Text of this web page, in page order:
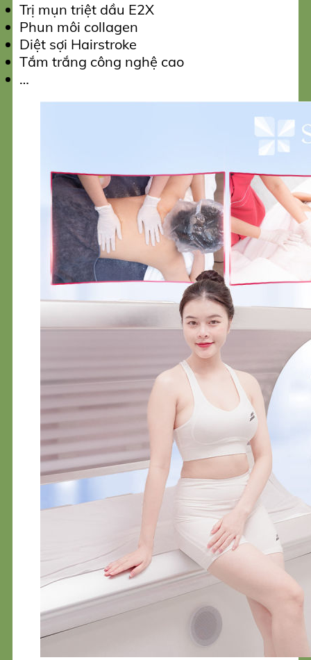
Trị mụn triệt dầu E2X
Phun môi collagen
Diệt sợi Hairstroke
Tắm trắng công nghệ cao
…